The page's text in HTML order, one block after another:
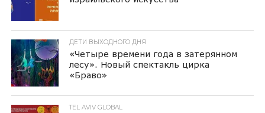
ДЕТИ ВЫХОДНОГО ДНЯ
«Четыре времени года в затерянном
лесу». Новый спектакль цирка
«Браво»
TEL AVIV GLOBAL